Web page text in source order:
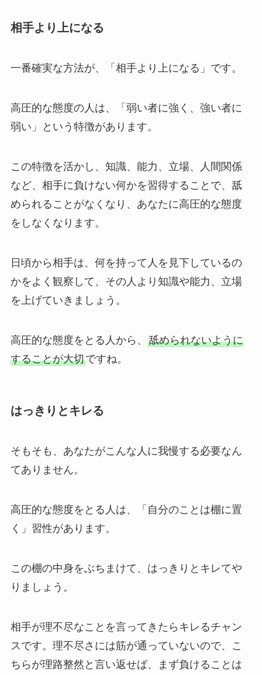
相手より上になる
一番確実な方法が、「相手より上になる」です。
高圧的な態度の人は、「弱い者に強く、強い者に
弱い」という特徴があります。
この特徴を活かし、知識、能力、立場、人間関係
など、相手に負けない何かを習得することで、舐
められることがなくなり、あなたに高圧的な態度
をしなくなります。
日頃から相手は、何を持って人を見下しているの
かをよく観察して、その人より知識や能力、立場
を上げていきましょう。
高圧的な態度をとる人から、 舐められないように
することが大切ですね。
はっきりとキレる
そもそも、あなたがこんな人に我慢する必要なん
てありません。
高圧的な態度をとる人は、「自分のことは棚に置
く」習性があります。
この棚の中身をぶちまけて、はっきりとキレてや
りましょう。
相手が理不尽なことを言ってきたらキレるチャン
スです。理不尽さには筋が通っていないので、こ
ちらが理路整然と言い返せば、まず負けることは